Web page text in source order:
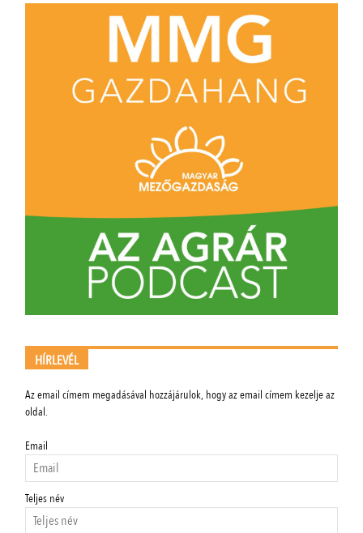
HÍRLEVÉL
Az email címem megadásával hozzájárulok, hogy az email címem kezelje az
oldal.
Email
Teljes név